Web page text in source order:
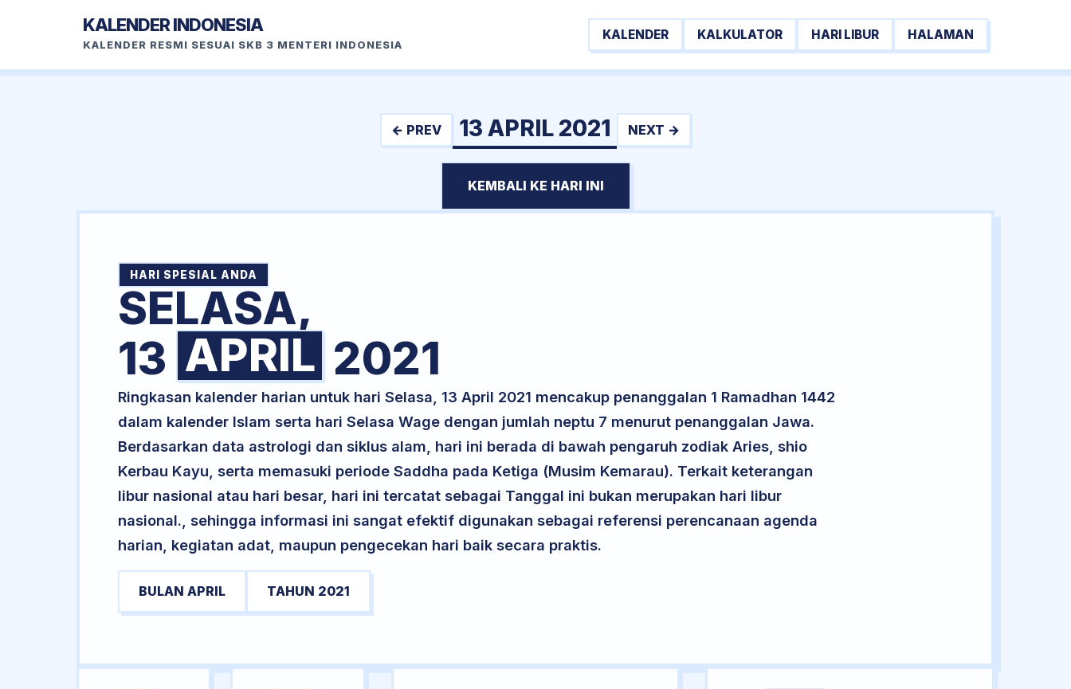
KALENDER INDONESIA
KALENDER RESMI SESUAI SKB 3 MENTERI INDONESIA
KALENDER KALKULATOR HARI LIBUR HALAMAN
← PREV 13 APRIL 2021 NEXT →
KEMBALI KE HARI INI
HARI SPESIAL ANDA
SELASA,
13 APRIL 2021
Ringkasan kalender harian untuk hari Selasa, 13 April 2021 mencakup penanggalan 1 Ramadhan 1442
dalam kalender Islam serta hari Selasa Wage dengan jumlah neptu 7 menurut penanggalan Jawa.
Berdasarkan data astrologi dan siklus alam, hari ini berada di bawah pengaruh zodiak Aries, shio
Kerbau Kayu, serta memasuki periode Saddha pada Ketiga (Musim Kemarau). Terkait keterangan
libur nasional atau hari besar, hari ini tercatat sebagai Tanggal ini bukan merupakan hari libur
nasional., sehingga informasi ini sangat efektif digunakan sebagai referensi perencanaan agenda
harian, kegiatan adat, maupun pengecekan hari baik secara praktis.
BULAN APRIL TAHUN 2021